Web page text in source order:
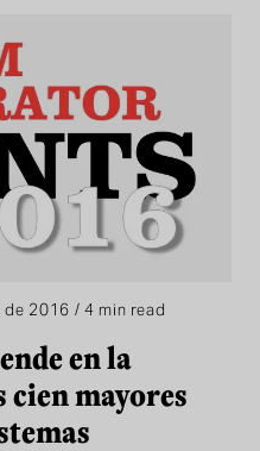
2016 / 4 min read
en la
mayores